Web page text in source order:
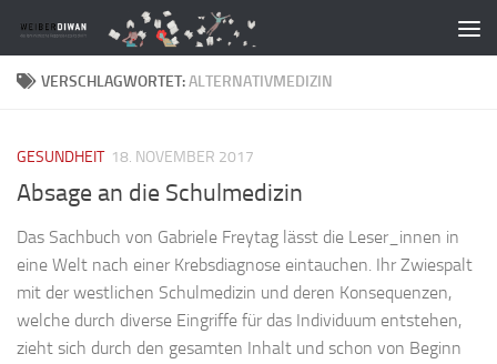
Zum Inhalt springen
VERSCHLAGWORTET:ALTERNATIVMEDIZIN
GESUNDHEIT 18. NOVEMBER 2017
Absage an die Schulmedizin
Das Sachbuch von Gabriele Freytag lässt die Leser_innen in
eine Welt nach einer Krebsdiagnose eintauchen. Ihr Zwiespalt
mit der westlichen Schulmedizin und deren Konsequenzen,
welche durch diverse Eingriffe für das Individuum entstehen,
zieht sich durch den gesamten Inhalt und schon von Beginn